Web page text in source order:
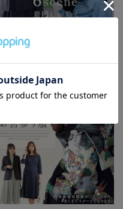
確認する
レモニー6シーン